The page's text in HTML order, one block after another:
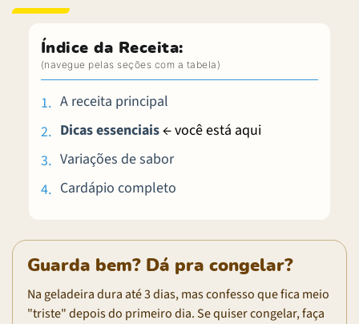
Índice da Receita:
A receita principal
Dicas essenciais← você está aqui
Variações de sabor
Cardápio completo
Guarda bem? Dá pra congelar?
Na geladeira dura até 3 dias, mas confesso que fica meio
"triste" depois do primeiro dia. Se quiser congelar, faça